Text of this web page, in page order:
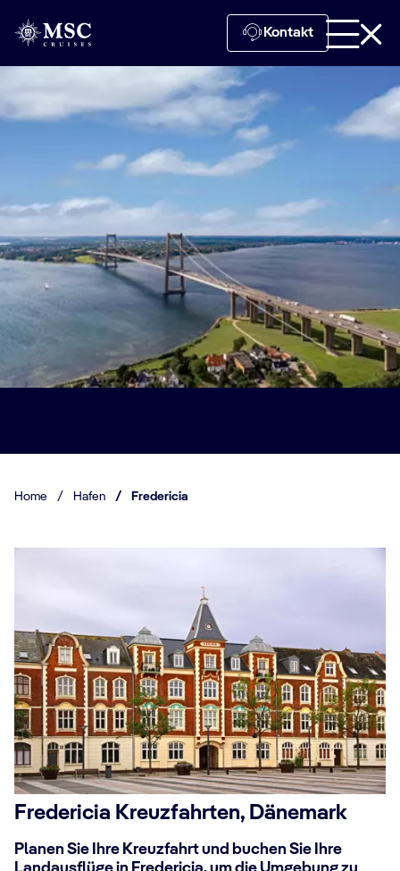
Kontakt
Home / Hafen / Fredericia
Fredericia Kreuzfahrten, Dänemark
Planen Sie Ihre Kreuzfahrt und buchen Sie Ihre